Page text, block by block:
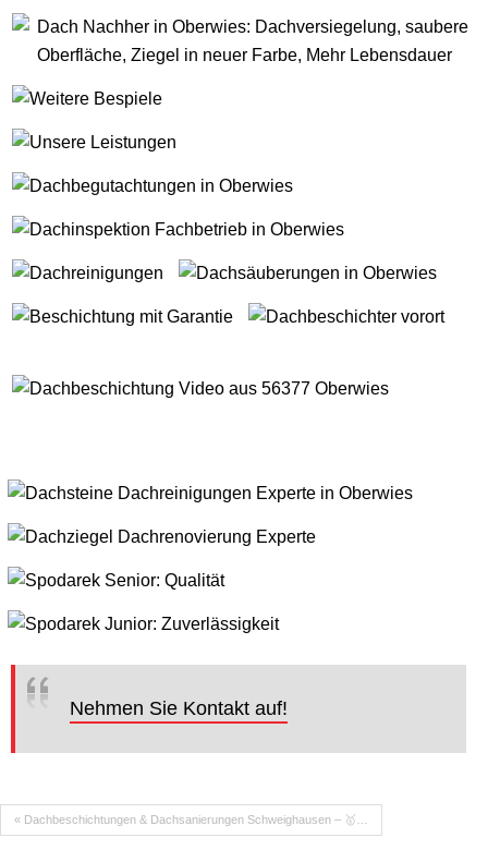
Nehmen Sie Kontakt auf!
« Dachbeschichtungen & Dachsanierungen Schweighausen – 🥇…